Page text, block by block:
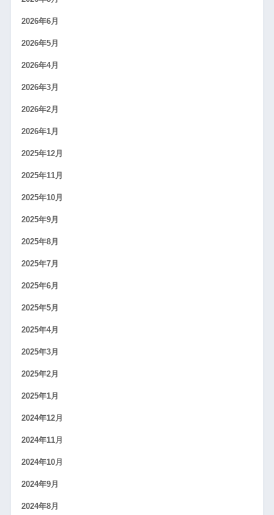
2026年6月
2026年5月
2026年4月
2026年3月
2026年2月
2026年1月
2025年12月
2025年11月
2025年10月
2025年9月
2025年8月
2025年7月
2025年6月
2025年5月
2025年4月
2025年3月
2025年2月
2025年1月
2024年12月
2024年11月
2024年10月
2024年9月
2024年8月